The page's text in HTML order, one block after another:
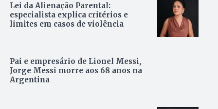
Lei da Alienação Parental:
especialista explica critérios e
limites em casos de violência
Pai e empresário de Lionel Messi,
Jorge Messi morre aos 68 anos na
Argentina